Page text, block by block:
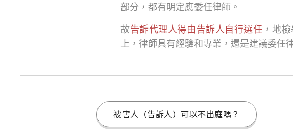
部分，都有明定應委任律師。
故告訴代理人得由告訴人自行選任 ，地
上，律師具有經驗和專業，還是建議委任
被害人（告訴人）可以不出庭嗎？